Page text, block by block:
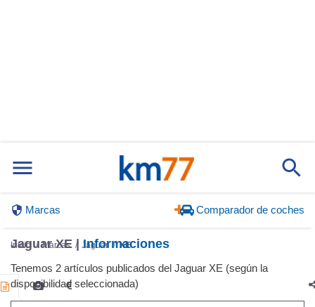
Marcas Comparador de coches
Inicio Marcas Jaguar XE
Jaguar XE |Informaciones
Tenemos 2 artículos publicados del Jaguar XE (según la
disponibilidad seleccionada)